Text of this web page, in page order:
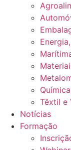
Têxtil e
Notícias
Formação